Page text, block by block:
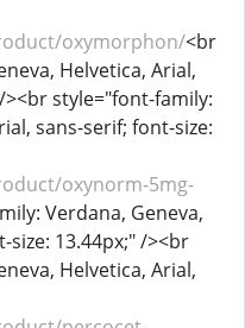
oxymorphon/<br
Helvetica, Arial,
style="font-family:
sans-serif; font-size:
oxynorm-5mg-
Verdana, Geneva,
size: 13.44px;" /><br
Helvetica, Arial,